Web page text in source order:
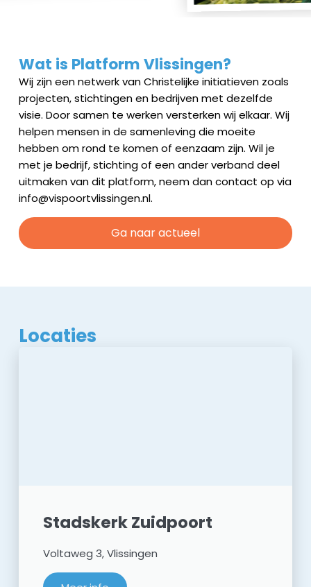
Wat is Platform Vlissingen?
Wij zijn een netwerk van Christelijke initiatieven zoals
projecten, stichtingen en bedrijven met dezelfde
visie. Door samen te werken versterken wij elkaar. Wij
helpen mensen in de samenleving die moeite
hebben om rond te komen of eenzaam zijn. Wil je
met je bedrijf, stichting of een ander verband deel
uitmaken van dit platform, neem dan contact op via
info@vispoortvlissingen.nl.
Ga naar actueel
Locaties
Stadskerk Zuidpoort
Voltaweg 3, Vlissingen​